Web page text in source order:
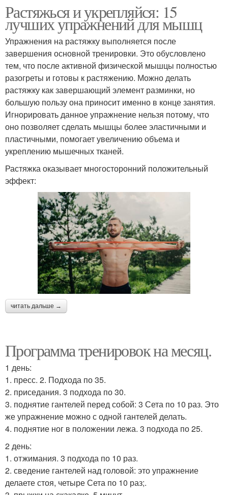
Растяжься и укрепляйся: 15
лучших упражнений для мышц
Упражнения на растяжку выполняется после
завершения основной тренировки. Это обусловлено
тем, что после активной физической мышцы полностью
разогреты и готовы к растяжению. Можно делать
растяжку как завершающий элемент разминки, но
большую пользу она приносит именно в конце занятия.
Игнорировать данное упражнение нельзя потому, что
оно позволяет сделать мышцы более эластичными и
пластичными, помогает увеличению объема и
укреплению мышечных тканей.
Растяжка оказывает многосторонний положительный
эффект:
читать дальше →
Программа тренировок на месяц.
1 день:
1. пресс. 2. Подхода по 35.
2. приседания. 3 подхода по 30.
3. поднятие гантелей перед собой: 3 Сета по 10 раз. Это
же упражнение можно с одной гантелей делать.
4. поднятие ног в положении лежа. 3 подхода по 25.
2 день:
1. отжимания. 3 подхода по 10 раз.
2. сведение гантелей над головой: это упражнение
делаете стоя, четыре Сета по 10 раз;.